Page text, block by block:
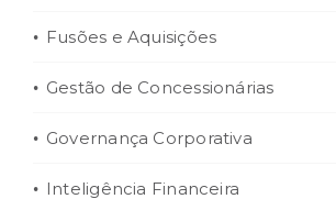
Fusões e Aquisições
Gestão de Concessionárias
Governança Corporativa
Inteligência Financeira